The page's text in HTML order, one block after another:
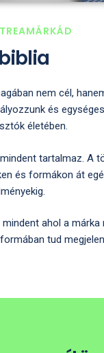
nem cél,
és
életében.
tartalmaz. A
és formákon át
ahol a márka
tud